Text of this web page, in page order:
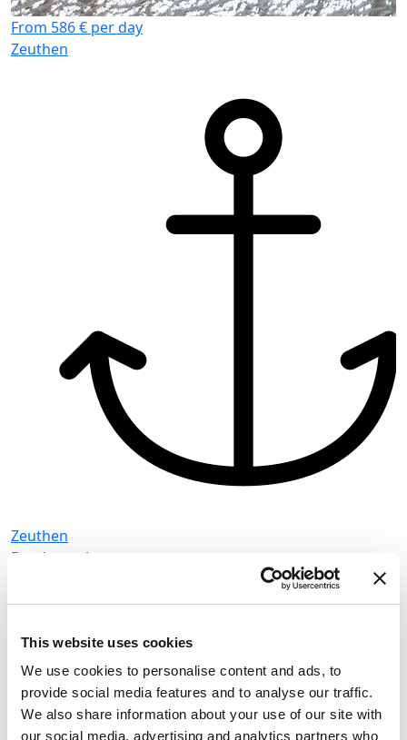
This website uses cookies
We use cookies to personalise content and ads, to
provide social media features and to analyse our traffic.
We also share information about your use of our site with
our social media, advertising and analytics partners who
From 586 € per day
Zeuthen
Zeuthen
Bareboat charter
Kabine3
Ležišča 7
Glavno jadro None
Motor boatPirate 915